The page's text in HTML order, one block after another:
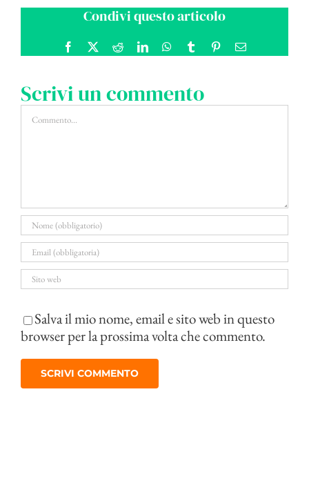
Condivi questo articolo
Facebook RedditLinkedInWhatsApp
Tumblr PinterestEmail
Scrivi un commento
Commento
Salva il mio nome, email e sito web in questo
browser per la prossima volta che commento.